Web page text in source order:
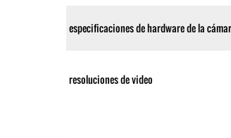
especificaciones de hardware de la
resoluciones de video